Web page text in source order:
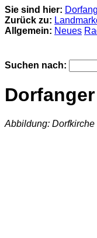
Sie sind hier:
Zurück zu:
Allgemein: Neues
Suchen nach:
Abbildung: Dorfkirche